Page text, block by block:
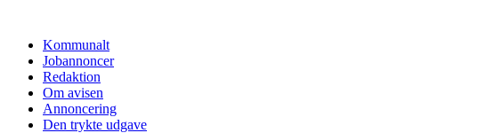
indholdKommunalt
Jobannoncer
Redaktion
Om avisen
Annoncering
Den trykte udgave